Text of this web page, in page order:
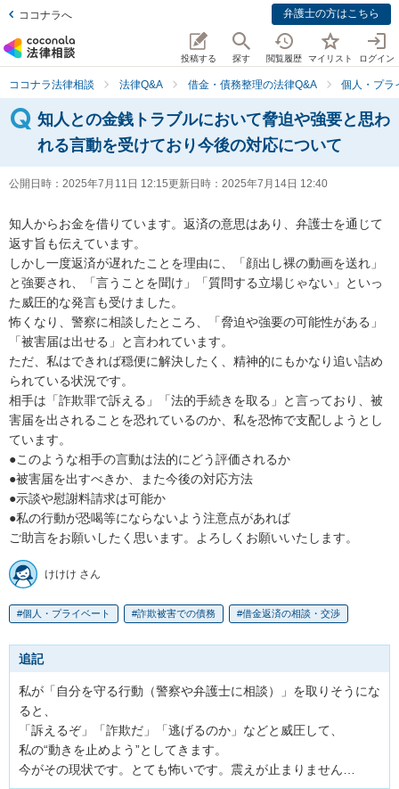
ココナラへ 弁護士の方はこちら
投稿する 探す 閲覧履歴 マイリスト ログイン
ココナラ法律相談 法律Q&A 借金・債務整理の法律Q&A 個人・プラ
知人との金銭トラブルにおいて脅迫や強要と思わ
れる言動を受けており今後の対応について
公開日時： 2025年7月11日 12:15更新日時： 2025年7月14日 12:40
知人からお金を借りています。返済の意思はあり、弁護士を通じて
返す旨も伝えています。
しかし一度返済が遅れたことを理由に、「顔出し裸の動画を送れ」
と強要され、「言うことを聞け」「質問する立場じゃない」といっ
た威圧的な発言も受けました。
怖くなり、警察に相談したところ、「脅迫や強要の可能性がある」
「被害届は出せる」と言われています。
ただ、私はできれば穏便に解決したく、精神的にもかなり追い詰め
られている状況です。
相手は「詐欺罪で訴える」「法的手続きを取る」と言っており、被
害届を出されることを恐れているのか、私を恐怖で支配しようとし
ています。
●このような相手の言動は法的にどう評価されるか
●被害届を出すべきか、また今後の対応方法
●示談や慰謝料請求は可能か
●私の行動が恐喝等にならないよう注意点があれば
ご助言をお願いしたく思います。よろしくお願いいたします。
けけけ さん
個人・プライベート 詐欺被害での債務 借金返済の相談・交渉
追記
私が「自分を守る行動（警察や弁護士に相談）」を取りそうにな
ると、
「訴えるぞ」「詐欺だ」「逃げるのか」などと威圧して、
私の“動きを止めよう”としてきます。
今がその現状です。とても怖いです。震えが止まりません…